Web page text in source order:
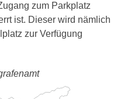
zum Parkplatz
ist. Dieser wird nämlich
zur Verfügung